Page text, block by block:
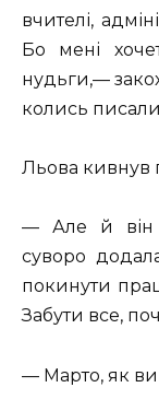
вчителі,
Бо мені
нудьги,—
колись
Льова кивнув
— Але й він
суворо
покинути
Забути все,
— Марто, як ви